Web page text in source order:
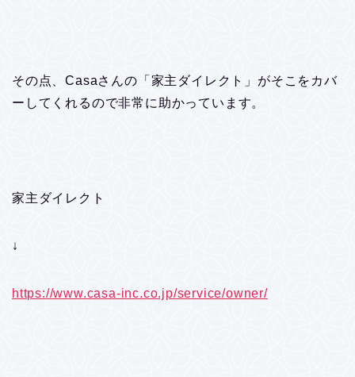
その点、Casaさんの「家主ダイレクト」がそこをカバ
ーしてくれるので非常に助かっています。
家主ダイレクト
↓
https://www.casa-inc.co.jp/service/owner/